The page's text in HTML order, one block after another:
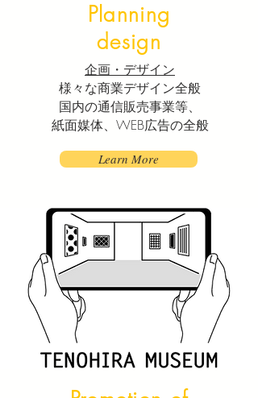
Planning
design
企画・デザイン
様々な商業デザイン全般
国内の通信販売事業等、
紙面媒体、WEB広告の全般
Learn More